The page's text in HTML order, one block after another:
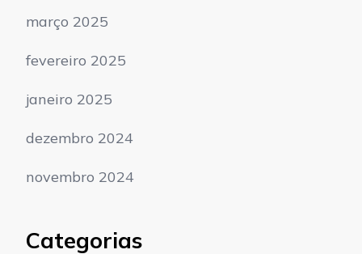
março 2025
fevereiro 2025
janeiro 2025
dezembro 2024
novembro 2024
Categorias